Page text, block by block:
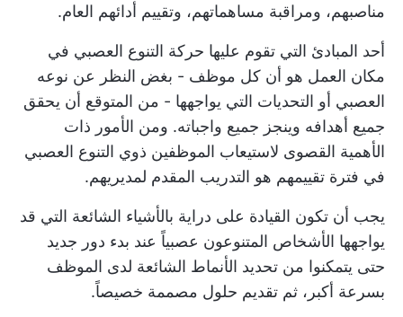
مناصبهم، ومراقبة مساهماتهم، وتقييم أدائهم العام.
أحد المبادئ التي تقوم عليها حركة التنوع العصبي في
مكان العمل هو أن كل موظف - بغض النظر عن نوعه
العصبي أو التحديات التي يواجهها - من المتوقع أن يحقق
جميع أهدافه وينجز جميع واجباته. ومن الأمور ذات
الأهمية القصوى لاستيعاب الموظفين ذوي التنوع العصبي
في فترة تقييمهم هو التدريب المقدم لمديريهم.
يجب أن تكون القيادة على دراية بالأشياء الشائعة التي قد
يواجهها الأشخاص المتنوعون عصبياً عند بدء دور جديد
حتى يتمكنوا من تحديد الأنماط الشائعة لدى الموظف
بسرعة أكبر، ثم تقديم حلول مصممة خصيصاً.